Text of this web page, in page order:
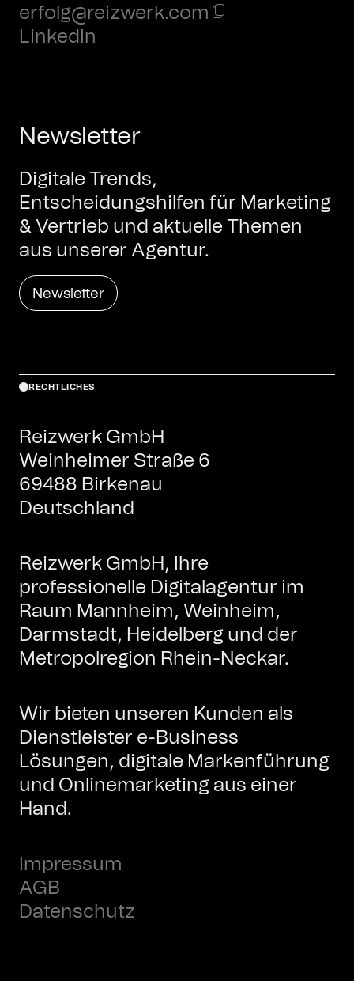
erfolg@reizwerk.com
LinkedIn
Newsletter
Digitale Trends,
Entscheidungshilfen für Marketing
& Vertrieb und aktuelle Themen
aus unserer Agentur.
Newsletter
RECHTLICHES
Reizwerk GmbH
Weinheimer Straße 6
69488 Birkenau
Deutschland
Reizwerk GmbH, Ihre
professionelle Digitalagentur im
Raum Mannheim, Weinheim,
Darmstadt, Heidelberg und der
Metropolregion Rhein-Neckar.
Wir bieten unseren Kunden als
Dienstleister e-Business
Lösungen, digitale Markenführung
und Onlinemarketing aus einer
Hand.
Impressum
AGB
Datenschutz